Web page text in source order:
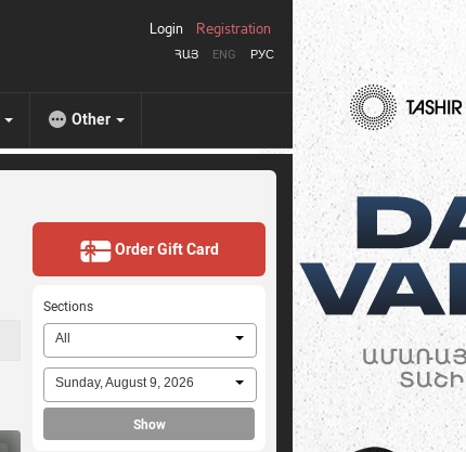
ՀԱՅ ENG РУС
Login Registration
Other
Order Gift Card
Sections
All
Sunday, August 9, 2026
Show